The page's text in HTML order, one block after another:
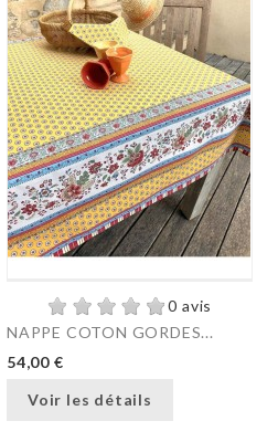
0 avis
NAPPE COTON GORDES...
54,00 €
Voir les détails